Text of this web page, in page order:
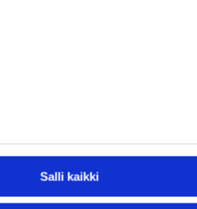
Salli kaikki
2026 ensimmäisestä